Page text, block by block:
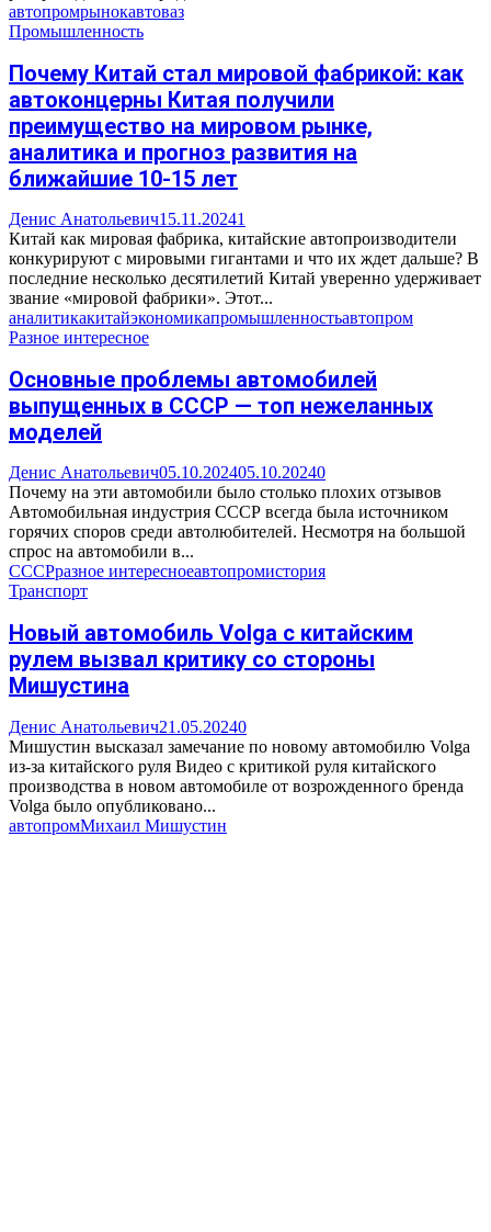
автопромрынокавтоваз
Промышленность
Почему Китай стал мировой фабрикой: как
автоконцерны Китая получили
преимущество на мировом рынке,
аналитика и прогноз развития на
ближайшие 10-15 лет
Денис Анатольевич15.11.20241
Китай как мировая фабрика, китайские автопроизводители
конкурируют с мировыми гигантами и что их ждет дальше? В
последние несколько десятилетий Китай уверенно удерживает
звание «мировой фабрики». Этот...
аналитикакитайэкономикапромышленностьавтопром
Разное интересное
Основные проблемы автомобилей
выпущенных в СССР — топ нежеланных
моделей
Денис Анатольевич05.10.202405.10.20240
Почему на эти автомобили было столько плохих отзывов
Автомобильная индустрия СССР всегда была источником
горячих споров среди автолюбителей. Несмотря на большой
спрос на автомобили в...
СССРразное интересноеавтопромистория
Транспорт
Новый автомобиль Volga с китайским
рулем вызвал критику со стороны
Мишустина
Денис Анатольевич21.05.20240
Мишустин высказал замечание по новому автомобилю Volga
из-за китайского руля Видео с критикой руля китайского
производства в новом автомобиле от возрожденного бренда
Volga было опубликовано...
автопромМихаил Мишустин